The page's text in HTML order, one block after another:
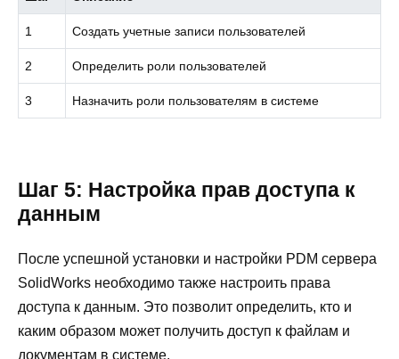
1 Создать учетные записи пользователей
2 Определить роли пользователей
3 Назначить роли пользователям в системе
Шаг 5: Настройка прав доступа к
данным
После успешной установки и настройки PDM сервера
SolidWorks необходимо также настроить права
доступа к данным. Это позволит определить, кто и
каким образом может получить доступ к файлам и
документам в системе.